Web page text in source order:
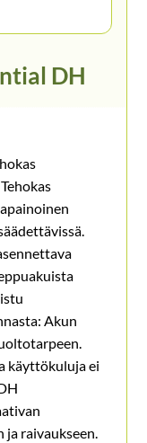
DH
Akun
käyttökuluja ei
raivaukseen.